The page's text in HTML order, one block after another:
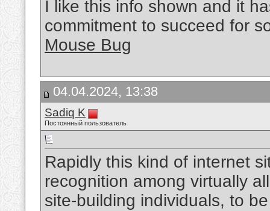
I like this info shown and it
commitment to succeed for
Mouse Bug
04.04.2024, 13:38
Sadiq K
Постоянный пользователь
Rapidly this kind of internet
recognition among virtually
site-building individuals, to